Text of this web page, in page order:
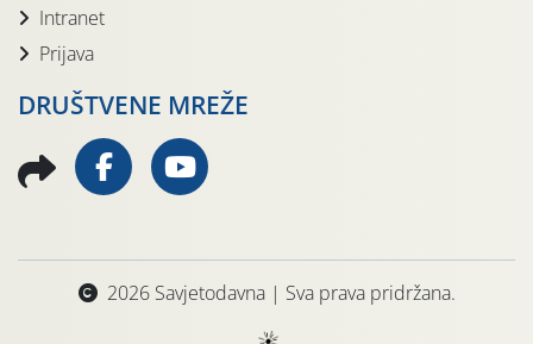
Intranet
Prijava
DRUŠTVENE MREŽE
2026 Savjetodavna | Sva prava pridržana.